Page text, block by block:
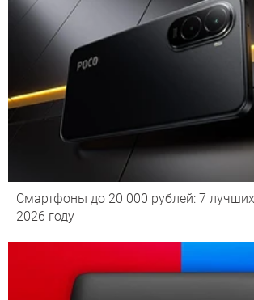
Смартфоны до 20 000 рублей: 7
2026 году